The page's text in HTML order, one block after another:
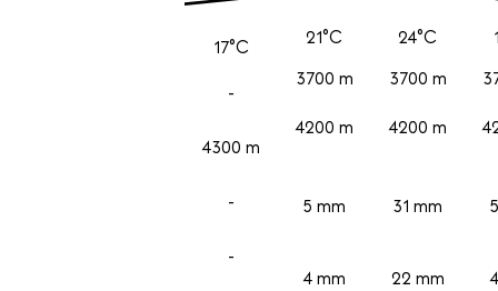
17°C
-
4300 m
-
-
21°C
3700 m
4200 m
5 mm
4 mm
24°C
3700 m
4200 m
31 mm
22 mm